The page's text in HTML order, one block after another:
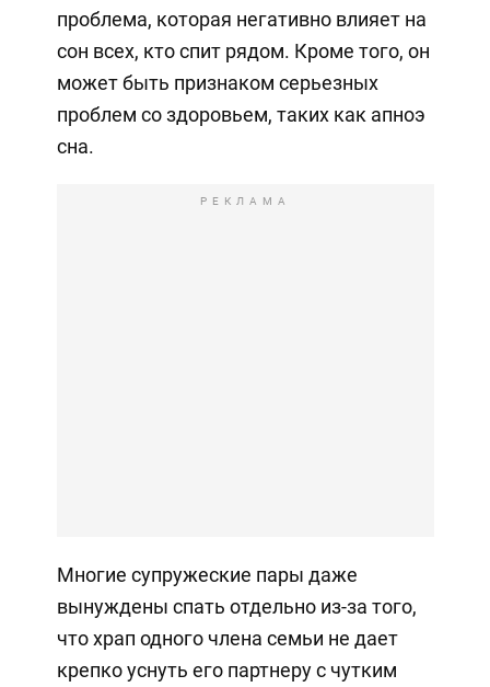
проблема, которая негативно влияет на
сон всех, кто спит рядом. Кроме того, он
может быть признаком серьезных
проблем со здоровьем, таких как апноэ
сна.
РЕКЛАМА
Многие супружеские пары даже
вынуждены спать отдельно из-за того,
что храп одного члена семьи не дает
крепко уснуть его партнеру с чутким